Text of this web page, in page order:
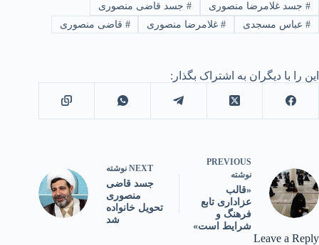
#جسد غلامرضا منصوری #جسد قاضی منصوری
#عباس مسجدی #غلامرضا منصوری # قاضی منصوری
این را با دیگران به اشتراک بگذار:
PREVIOUS
نوشته
«قالب
عزاداری تابع
فرهنگ و
شرایط است»
NEXT نوشته
جسد قاضی
منصوری
تحویل خانواده
شد
Leave a Reply